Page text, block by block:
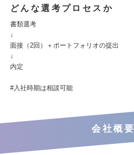
どんな選考プロセスか
書類選考
↓
面接（2回）＋ポートフォリオの提出
↓
内定
#入社時期は相談可能
会社概要